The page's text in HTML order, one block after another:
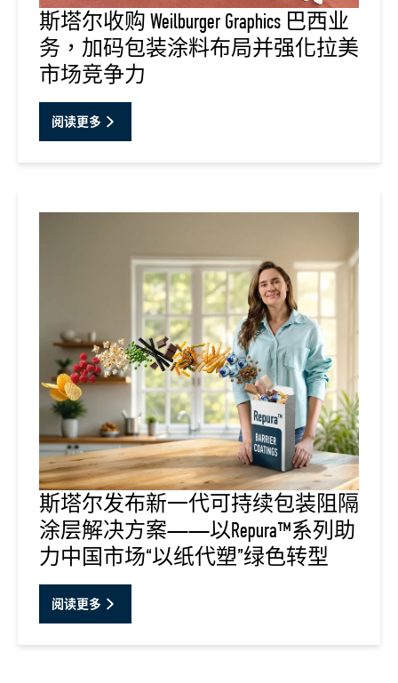
斯塔尔收购 Weilburger Graphics 巴西业
务，加码包装涂料布局并强化拉美
市场竞争力
阅读更多
斯塔尔发布新一代可持续包装阻隔
涂层解决方案——以Repura™系列助
力中国市场“以纸代塑”绿色转型
阅读更多